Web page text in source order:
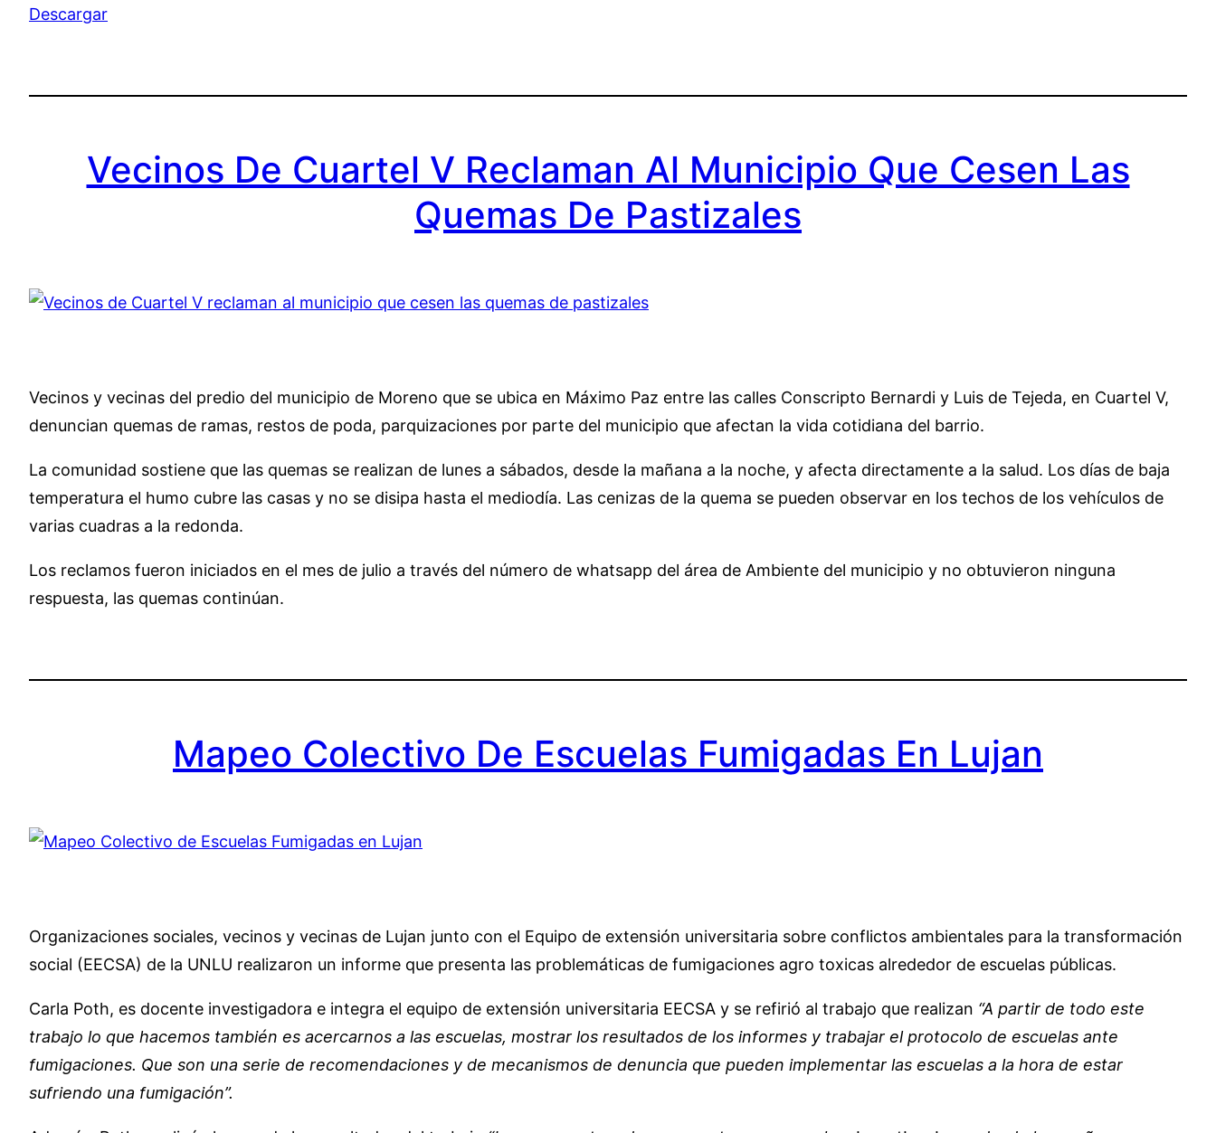
Descargar
Vecinos De Cuartel V Reclaman Al Municipio Que Cesen Las
Quemas De Pastizales
Vecinos y vecinas del predio del municipio de Moreno que se ubica en Máximo Paz entre las calles Conscripto Bernardi y Luis de Tejeda, en Cuartel V,
denuncian quemas de ramas, restos de poda, parquizaciones por parte del municipio que afectan la vida cotidiana del barrio.
La comunidad sostiene que las quemas se realizan de lunes a sábados, desde la mañana a la noche, y afecta directamente a la salud. Los días de baja
temperatura el humo cubre las casas y no se disipa hasta el mediodía. Las cenizas de la quema se pueden observar en los techos de los vehículos de
varias cuadras a la redonda.
Los reclamos fueron iniciados en el mes de julio a través del número de whatsapp del área de Ambiente del municipio y no obtuvieron ninguna
respuesta, las quemas continúan.
Mapeo Colectivo De Escuelas Fumigadas En Lujan
Organizaciones sociales, vecinos y vecinas de Lujan junto con el Equipo de extensión universitaria sobre conflictos ambientales para la transformación
social (EECSA) de la UNLU realizaron un informe que presenta las problemáticas de fumigaciones agro toxicas alrededor de escuelas públicas.
Carla Poth, es docente investigadora e integra el equipo de extensión universitaria EECSA y se refirió al trabajo que realizan “A partir de todo este
trabajo lo que hacemos también es acercarnos a las escuelas, mostrar los resultados de los informes y trabajar el protocolo de escuelas ante
fumigaciones. Que son una serie de recomendaciones y de mecanismos de denuncia que pueden implementar las escuelas a la hora de estar
sufriendo una fumigación”.